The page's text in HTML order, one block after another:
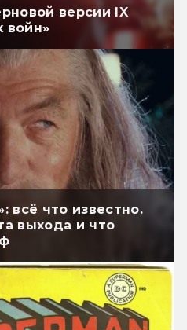
версии IX
войн»
всё что известно.
выхода и что